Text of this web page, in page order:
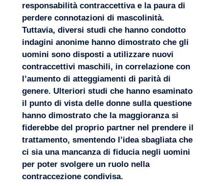
responsabilità contraccettiva e la paura di
perdere connotazioni di mascolinità.
Tuttavia, diversi studi che hanno condotto
indagini anonime hanno dimostrato che gli
uomini sono disposti a utilizzare nuovi
contraccettivi maschili, in correlazione con
l’aumento di atteggiamenti di parità di
genere. Ulteriori studi che hanno esaminato
il punto di vista delle donne sulla questione
hanno dimostrato che la maggioranza si
fiderebbe del proprio partner nel prendere il
trattamento, smentendo l’idea sbagliata che
ci sia una mancanza di fiducia negli uomini
per poter svolgere un ruolo nella
contraccezione condivisa.